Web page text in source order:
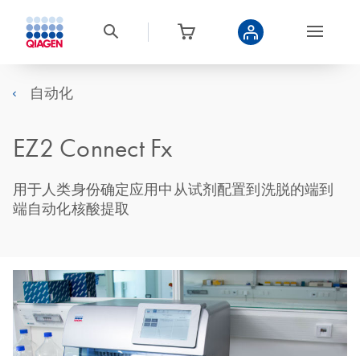
自动化
EZ2 Connect Fx
用于人类身份确定应用中从试剂配置到洗脱的端到
端自动化核酸提取